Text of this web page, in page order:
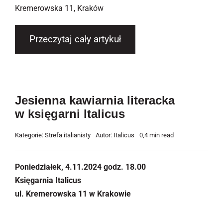
Kremerowska 11, Kraków
Przeczytaj cały artykuł
Jesienna kawiarnia literacka
w księgarni Italicus
Kategorie: Strefa italianisty Autor: Italicus 0,4 min read
Poniedziałek, 4.11.2024 godz. 18.00
Księgarnia Italicus
ul. Kremerowska 11 w Krakowie